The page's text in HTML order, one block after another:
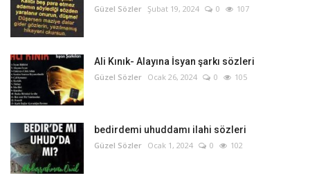
Güzel Sözler Şubat 19, 2024 0 107
Ali Kınık- Alayına İsyan şarkı sözleri
Güzel Sözler Ocak 26, 2024 0 105
bedirdemi uhuddamı ilahi sözleri
Güzel Sözler Ocak 1, 2024 0 102